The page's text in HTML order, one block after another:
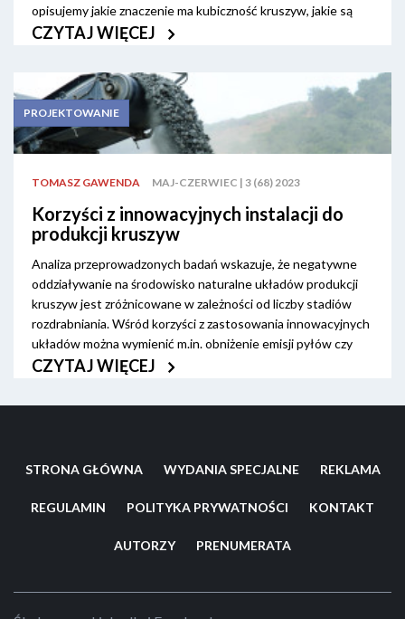
opisujemy jakie znaczenie ma kubiczność kruszyw, jakie są
innowacyjne układy technologiczne przeróbki surowców do
kruszyw innowacyjnych w stosunku do typowych.
CZYTAJ WIĘCEJ
PROJEKTOWANIE
TOMASZ GAWENDA MAJ-CZERWIEC | 3 (68) 2023
Korzyści z innowacyjnych instalacji do
produkcji kruszyw
Analiza przeprowadzonych badań wskazuje, że negatywne
oddziaływanie na środowisko naturalne układów produkcji
kruszyw jest zróżnicowane w zależności od liczby stadiów
rozdrabniania. Wśród korzyści z zastosowania innowacyjnych
układów można wymienić m.in. obniżenie emisji pyłów czy
oszczędność energii.
CZYTAJ WIĘCEJ
STRONA GŁÓWNA WYDANIA SPECJALNE REKLAMA
REGULAMIN POLITYKA PRYWATNOŚCI KONTAKT
AUTORZY PRENUMERATA